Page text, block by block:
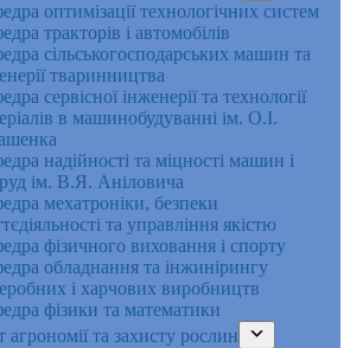
оптимізації технологічних систем
тракторів і автомобілів
сільськогосподарських машин та
тваринництва
cервісної інженерії та технології
в машинобудуванні ім. О.І.
надійності та міцності машин і
ім. В.Я. Аніловича
мехатроніки, безпеки
та управління якістю
фізичного виховання і спорту
обладнання та інжинірингу
і харчових виробництв
фізики та математики
агрономії та захисту рослин